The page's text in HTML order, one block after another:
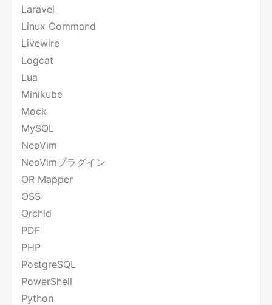
Laravel
Linux Command
Livewire
Logcat
Lua
Minikube
Mock
MySQL
NeoVim
NeoVimプラグイン
OR Mapper
OSS
Orchid
PDF
PHP
PostgreSQL
PowerShell
Python